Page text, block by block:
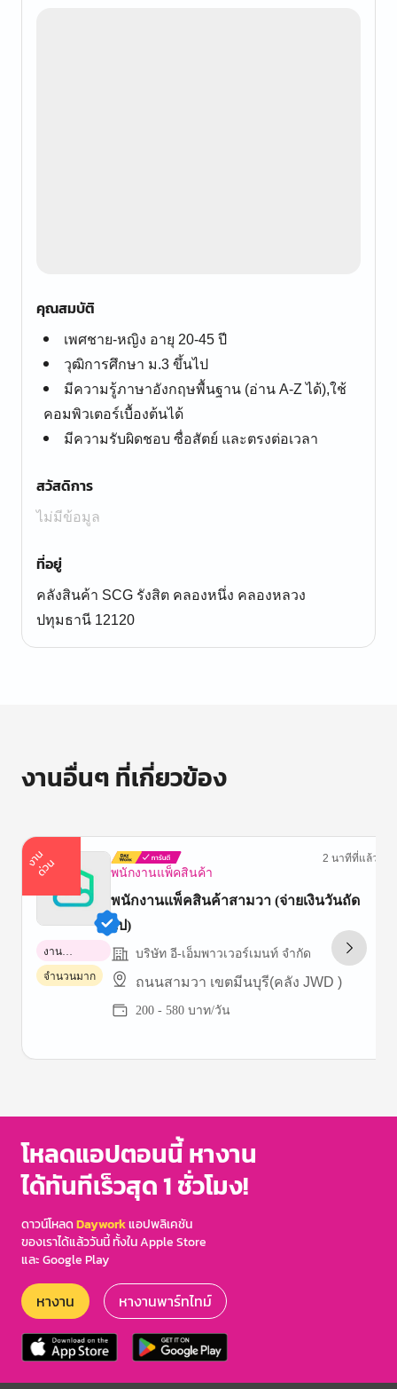
คุณสมบัติ
เพศชาย-หญิง อายุ 20-45 ปี
วุฒิการศึกษา ม.3 ขึ้นไป
มีความรู้ภาษาอังกฤษพื้นฐาน (อ่าน A-Z ได้),ใช้
คอมพิวเตอร์เบื้องต้นได้
มีความรับผิดชอบ ซื่อสัตย์ และตรงต่อเวลา
สวัสดิการ
ไม่มีข้อมูล
ที่อยู่
คลังสินค้า SCG รังสิต คลองหนึ่ง คลองหลวง
ปทุมธานี 12120
งานอื่นๆ ที่เกี่ยวข้อง
ง
า
น
ด่
ว
น พนักงานแพ็คสินค้า
2 นาทีที่แล้ว
พนักงานแพ็คสินค้าสามวา (จ่ายเงินวันถัด
ไป)
บริษัท อี-เอ็มพาวเวอร์เมนท์ จำกัด
ถนนสามวา เขตมีนบุรี(คลัง JWD )
200 - 580 บาท/วัน
งาน
พาร์ทไทม์
จำนวนมาก
of
โหลดแอปตอนนี้ หางาน
ได้ทันทีเร็วสุด 1 ชั่วโมง!
ดาวน์โหลดDayworkแอปพลิเคชัน
ของเราได้แล้ววันนี้ ทั้งใน Apple Store
และ Google Play
หางาน หางานพาร์ทไทม์